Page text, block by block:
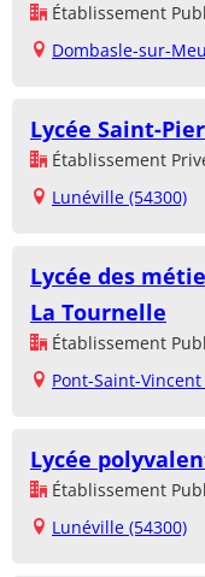
Établissement
Dombasle-sur-
Lycée Saint-
Établissement
Lunéville (54300)
Lycée des
La Tournelle
Établissement
Pont-Saint-Vincent
Lycée
Établissement
Lunéville (54300)